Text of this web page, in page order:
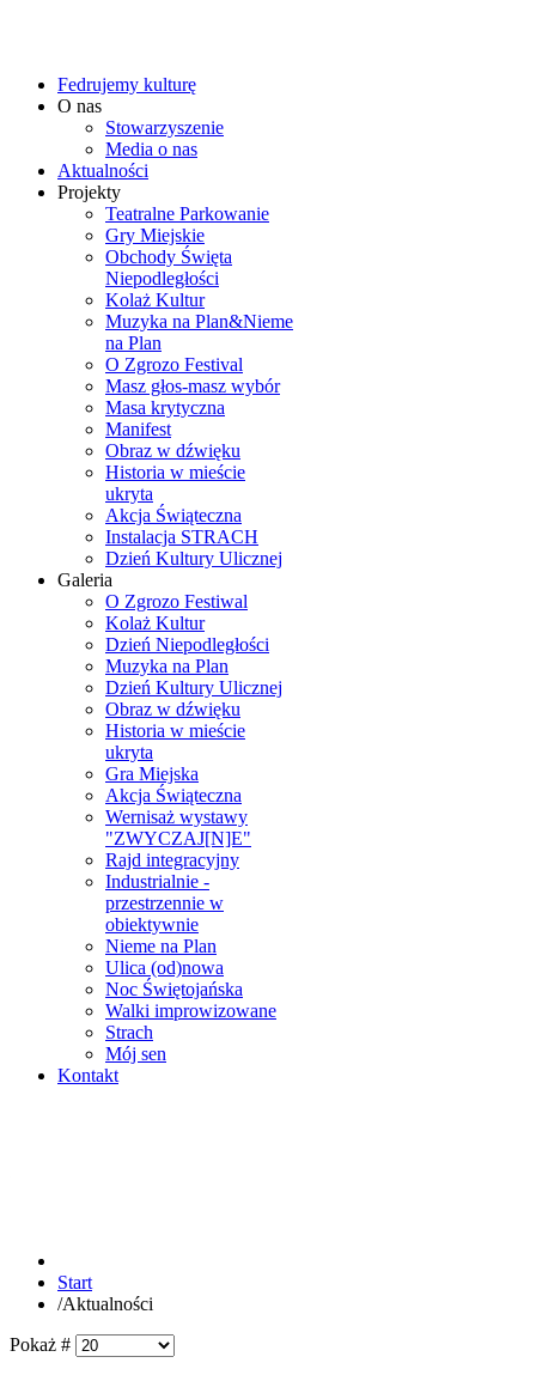
Fedrujemy kulturę
O nas
Stowarzyszenie
Media o nas
Aktualności
Projekty
Teatralne Parkowanie
Gry Miejskie
Obchody Święta
Niepodległości
Kolaż Kultur
Muzyka na Plan&Nieme
na Plan
O Zgrozo Festival
Masz głos-masz wybór
Masa krytyczna
Manifest
Obraz w dźwięku
Historia w mieście
ukryta
Akcja Świąteczna
Instalacja STRACH
Dzień Kultury Ulicznej
Galeria
O Zgrozo Festiwal
Kolaż Kultur
Dzień Niepodległości
Muzyka na Plan
Dzień Kultury Ulicznej
Obraz w dźwięku
Historia w mieście
ukryta
Gra Miejska
Akcja Świąteczna
Wernisaż wystawy
"ZWYCZAJ[N]E"
Rajd integracyjny
Industrialnie -
przestrzennie w
obiektywnie
Nieme na Plan
Ulica (od)nowa
Noc Świętojańska
Walki improwizowane
Strach
Mój sen
Kontakt
Start
/Aktualności
Pokaż #